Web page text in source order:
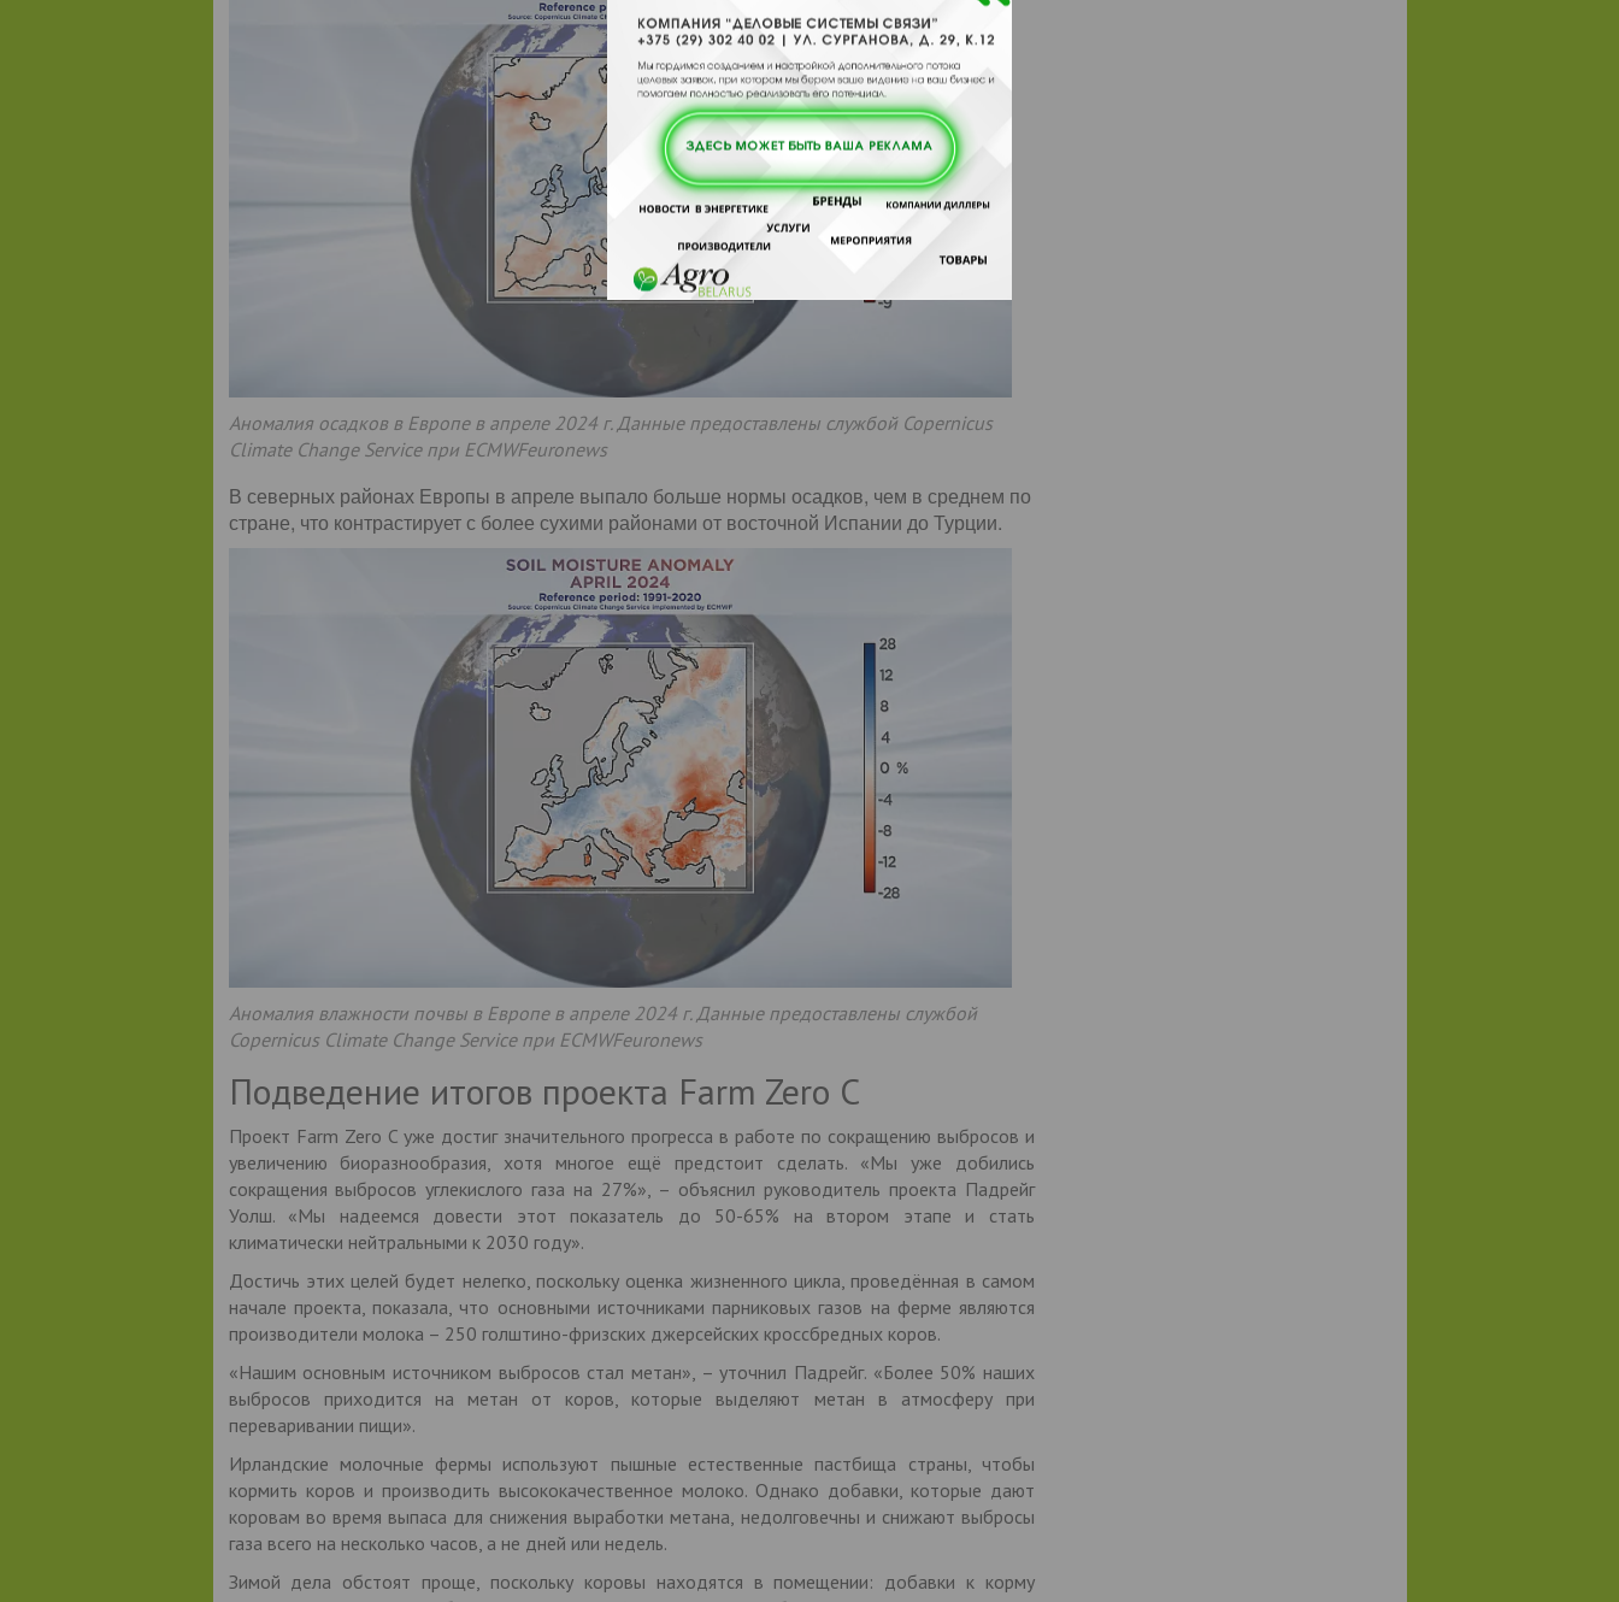
Аномалия осадков в Европе в апреле 2024 г. Данные предоставлены службой Copernicus
Climate Change Service при ECMWFeuronews
В северных районах Европы в апреле выпало больше нормы осадков, чем в среднем по
стране, что контрастирует с более сухими районами от восточной Испании до Турции.
Аномалия влажности почвы в Европе в апреле 2024 г. Данные предоставлены службой
Copernicus Climate Change Service при ECMWFeuronews
Подведение итогов проекта Farm Zero C
Проект Farm Zero C уже достиг значительного прогресса в работе по сокращению выбросов и
увеличению биоразнообразия, хотя многое ещё предстоит сделать. «Мы уже добились
сокращения выбросов углекислого газа на 27%», – объяснил руководитель проекта Падрейг
Уолш. «Мы надеемся довести этот показатель до 50-65% на втором этапе и стать
климатически нейтральными к 2030 году».
Достичь этих целей будет нелегко, поскольку оценка жизненного цикла, проведённая в самом
начале проекта, показала, что основными источниками парниковых газов на ферме являются
производители молока – 250 голштино-фризских джерсейских кроссбредных коров.
«Нашим основным источником выбросов стал метан», – уточнил Падрейг. «Более 50% наших
выбросов приходится на метан от коров, которые выделяют метан в атмосферу при
переваривании пищи».
Ирландские молочные фермы используют пышные естественные пастбища страны, чтобы
кормить коров и производить высококачественное молоко. Однако добавки, которые дают
коровам во время выпаса для снижения выработки метана, недолговечны и снижают выбросы
газа всего на несколько часов, а не дней или недель.
Зимой дела обстоят проще, поскольку коровы находятся в помещении: добавки к корму